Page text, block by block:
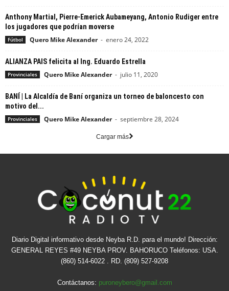
Anthony Martial, Pierre-Emerick Aubameyang, Antonio Rudiger entre
los jugadores que podrían moverse
Fútbol Quero Mike Alexander - enero 24, 2022
ALIANZA PAIS felicita al Ing. Eduardo Estrella
Provinciales Quero Mike Alexander - julio 11, 2020
BANÍ | La Alcaldía de Baní organiza un torneo de baloncesto con
motivo del...
Provinciales Quero Mike Alexander - septiembre 28, 2024
Cargar más
Diario Digital informativo desde Neyba R.D. para el mundo! Dirección:
GENERAL REYES #49 NEYBA PROV. BAHORUCO Teléfonos: USA.
(860) 514-6022 . RD. (809) 527-9208
Contáctanos: puroneybero@gmail.com